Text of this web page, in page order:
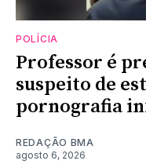
POLÍCIA
Professor é
suspeito de
pornografia
REDAÇÃO BMA
agosto 6, 2026